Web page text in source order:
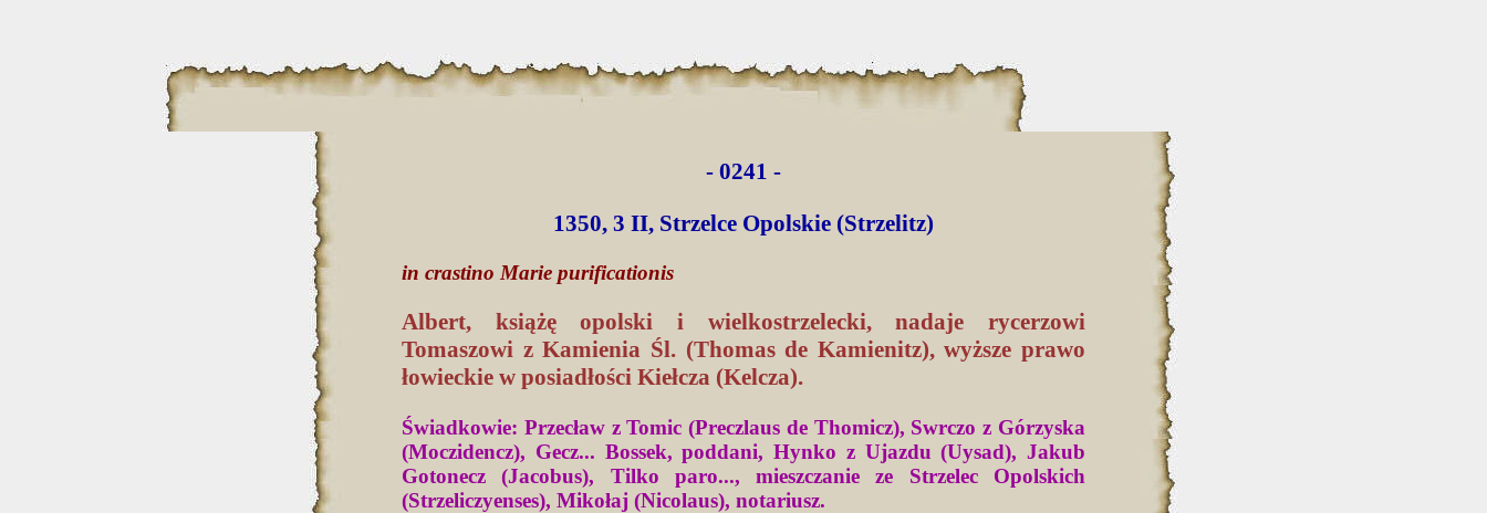
- 0241 -
1350, 3 II, Strzelce Opolskie (Strzelitz)
in crastino Marie purificationis
Albert, książę opolski i wielkostrzelecki, nadaje rycerzowi
Tomaszowi z Kamienia Śl. (Thomas de Kamienitz), wyższe prawo
łowieckie w posiadłości Kiełcza (Kelcza).
Świadkowie: Przecław z Tomic (Preczlaus de Thomicz), Swrczo z Górzyska
(Moczidencz), Gecz... Bossek, poddani, Hynko z Ujazdu (Uysad), Jakub
Gotonecz (Jacobus), Tilko paro..., mieszczanie ze Strzelec Opolskich
(Strzeliczyenses), Mikołaj (Nicolaus), notariusz.